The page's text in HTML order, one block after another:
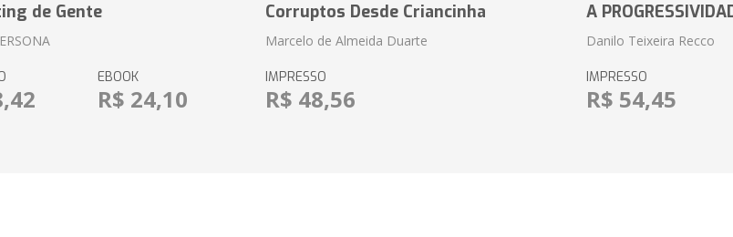
de Gente
EBOOK
R$ 24,10
Corruptos Desde Criancinha
Marcelo de Almeida Duarte
IMPRESSO
R$ 48,56
A
Danilo Teixeira Recco
IMPRESSO
R$ 54,45